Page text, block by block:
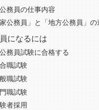
務員の仕事内容
家公務員」と「地方公務員」
になるには
務員試験に合格する
職試験
職試験
職試験
者採用